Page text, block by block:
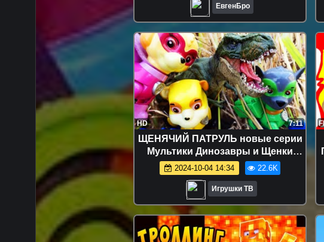
ВИДЕО ТРОЛЛИНГ
ЕвгенБро
HD 7:11
ЩЕНЯЧИЙ ПАТРУЛЬ новые серии
Мультики Динозавры и Щенки
Мультфильм для детей Игрушки
Paw Patrol
2024-10-04 14:34 22.6K
Игрушки ТВ